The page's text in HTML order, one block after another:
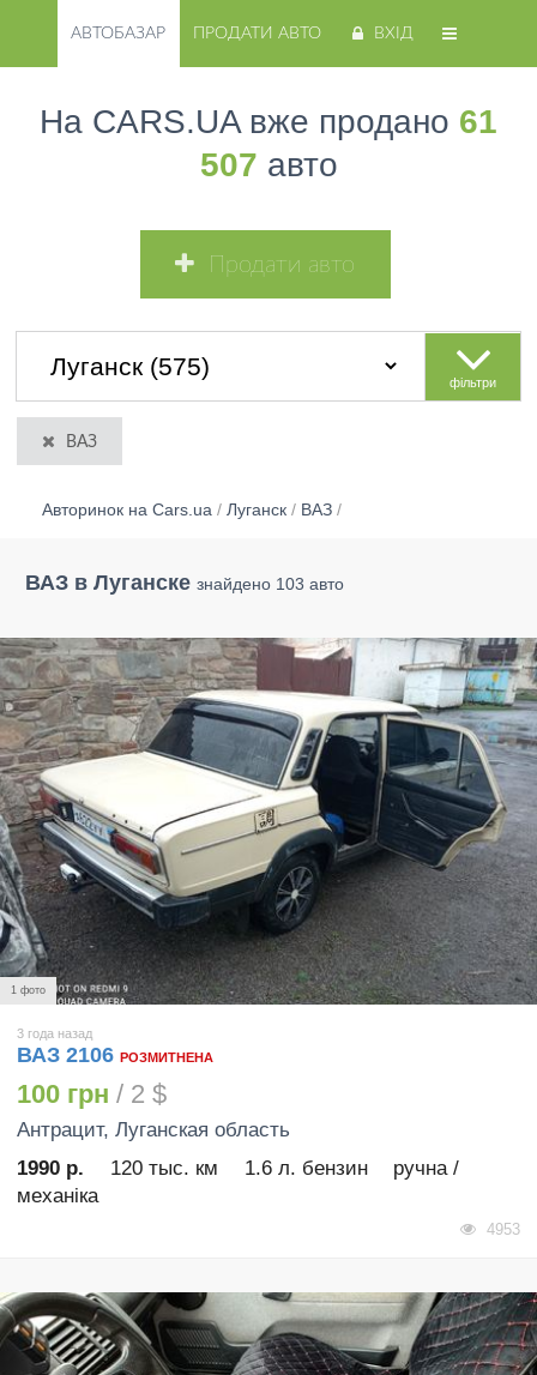
АВТОБАЗАР ПРОДАТИ АВТО ВХІД
На CARS.UA вже продано 61
507 авто
Продати авто
фільтри
ВАЗ
Авторинок на Cars.ua / Луганск / ВАЗ /
ВАЗ в Луганске знайдено 103 авто
1 фото
3 года назад
ВАЗ 2106 РОЗМИТНЕНА
100 грн / 2 $
Антрацит, Луганская область
1990 р.
120 тыс. км 1.6 л. бензин
ручна /
механіка
4953